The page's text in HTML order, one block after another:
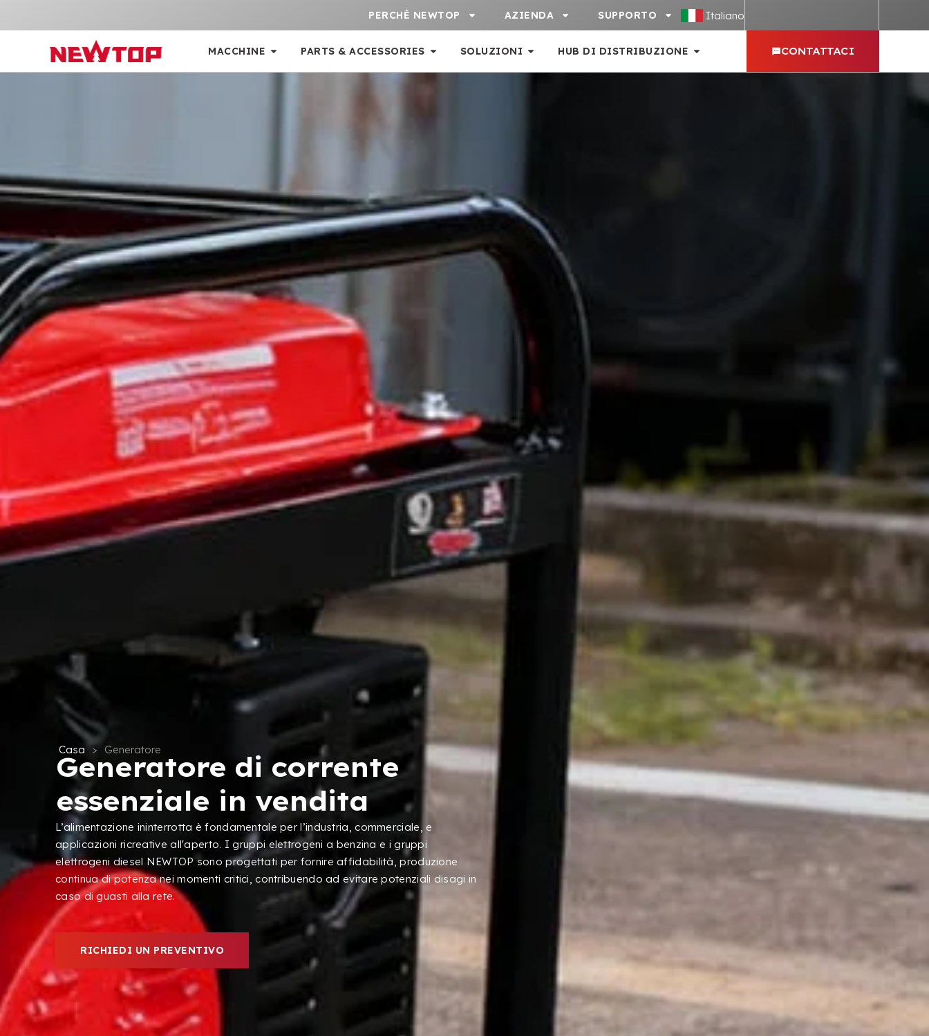
PERCHÈ NEWTOP AZIENDA SUPPORTO Italiano
MACCHINE PARTS & ACCESSORIES SOLUZIONI HUB DI DISTRIBUZIONE CONTATTACI
Casa > Generatore
Generatore di corrente
essenziale in vendita
L’alimentazione ininterrotta è fondamentale per l’industria, commerciale, e
applicazioni ricreative all'aperto. I gruppi elettrogeni a benzina e i gruppi
elettrogeni diesel NEWTOP sono progettati per fornire affidabilità, produzione
continua di potenza nei momenti critici, contribuendo ad evitare potenziali disagi in
caso di guasti alla rete.
RICHIEDI UN PREVENTIVO